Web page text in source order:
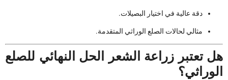
دقة عالية في اختيار البصيلات.
مثالي لحالات الصلع الوراثي المتقدمة.
هل تعتبر زراعة الشعر الحل النهائي للصلع
الوراثي؟